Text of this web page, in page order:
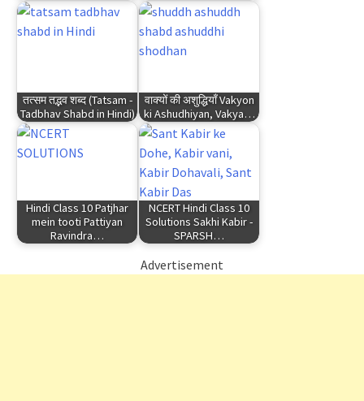
तत्सम तद्भव शब्द (Tatsam -
Tadbhav Shabd in Hindi)
वाक्यों की अशुद्धियाँ Vakyon
ki Ashudhiyan, Vakya…
Hindi Class 10 Patjhar
mein tooti Pattiyan
Ravindra…
NCERT Hindi Class 10
Solutions Sakhi Kabir -
SPARSH…
Advertisement